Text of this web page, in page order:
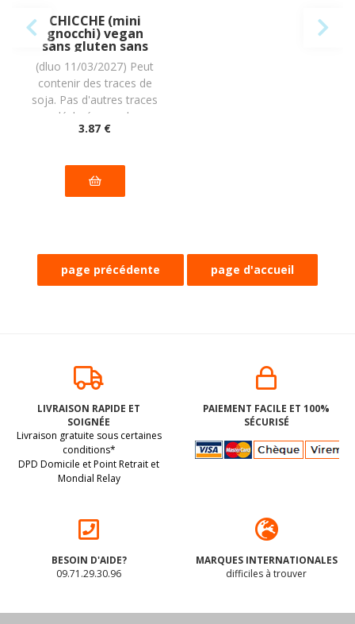
CHICCHE (mini
gnocchi) vegan
sans gluten sans
lait sans oeufs sans
coque sans
arachide Piaceri
Mediterranei :
(2x200g) = 400
grammes
(dluo 11/03/2027) Peut
contenir des traces de
soja. Pas d'autres traces
déclarées par le
fabricant
3.87 €
LIVRAISON RAPIDE ET
SOIGNÉE
Livraison gratuite sous certaines
conditions*
DPD Domicile et Point Retrait et
Mondial Relay
PAIEMENT FACILE ET 100%
SÉCURISÉ
BESOIN D'AIDE?
09.71.29.30.96
MARQUES INTERNATIONALES
difficiles à trouver